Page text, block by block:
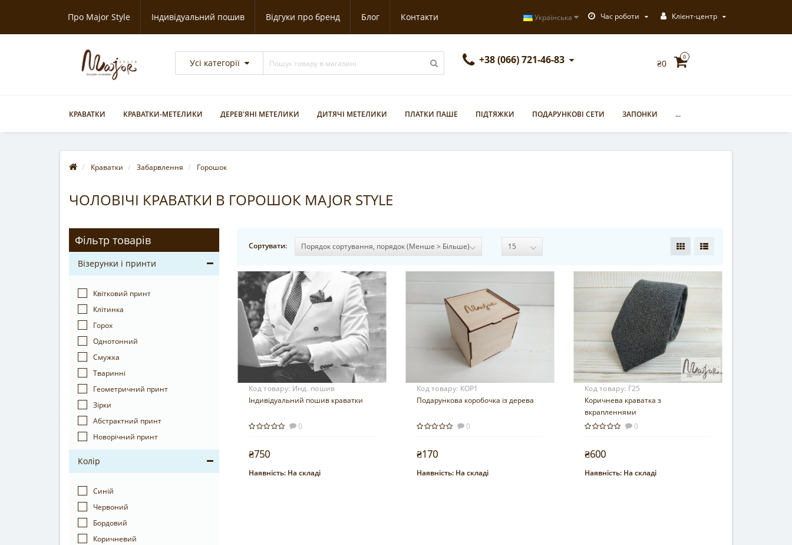
Про Major Style Індивідуальний пошив Відгуки про бренд Блог Контакти Українська Час роботи Клієнт-центр
Усі категорії +38 (066) 721-46-83 ₴0
0
КРАВАТКИ КРАВАТКИ-МЕТЕЛИКИ ДЕРЕВ'ЯНІ МЕТЕЛИКИ ДИТЯЧІ МЕТЕЛИКИ ПЛАТКИ ПАШЕ ПІДТЯЖКИ ПОДАРУНКОВІ СЕТИ ЗАПОНКИ ...
Краватки Забарвлення Горошок
ЧОЛОВІЧІ КРАВАТКИ В ГОРОШОК MAJOR STYLE
Фільтр товарів
Візерунки і принти
Квітковий принт
Клітинка
Горох
Однотонний
Смужка
Тваринні
Геометричний принт
Зірки
Абстрактний принт
Новорічний принт
Колір
Синій
Червоний
Бордовий
Коричневий
Сортувати:
Код товару: Инд. пошив
Індивідуальний пошив краватки
0
₴750
Купити
Наявність: На складі
Код товару: КОР1
Подарункова коробочка із дерева
0
₴170
Купити
Наявність: На складі
Код товару: Г25
Коричнева краватка з
вкрапленнями
0
₴600
Купити
Наявність: На складі